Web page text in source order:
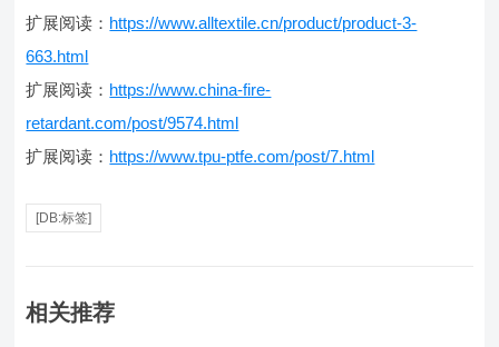
扩展阅读： https://www.alltextile.cn/product/product-3-
663.html
扩展阅读： https://www.china-fire-
retardant.com/post/9574.html
扩展阅读： https://www.tpu-ptfe.com/post/7.html
[DB:标签]
相关推荐